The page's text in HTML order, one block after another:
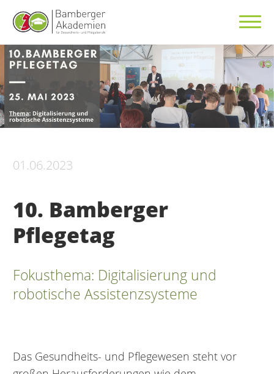
01.06.2023
10. Bamberger
Pflegetag
Fokusthema: Digitalisierung und
robotische Assistenzsysteme
Das Gesundheits- und Pflegewesen steht vor